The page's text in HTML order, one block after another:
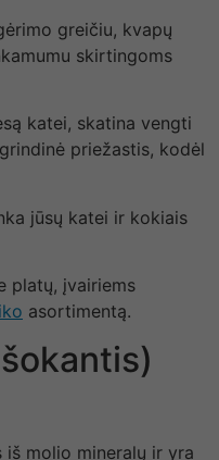
greičiu, kvapų
skirtingoms
katei, skatina vengti
priežastis, kodėl
jūsų katei ir kokiais
platų, įvairiems
asortimentą.
iš molio mineralų ir yra